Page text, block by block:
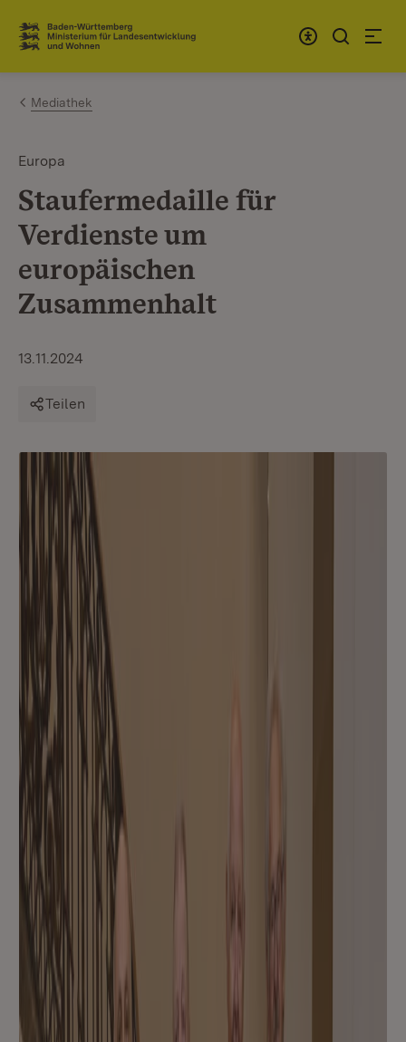
Zum Inhalt springen
Link zur Startseite
Mediathek
Europa
Staufermedaille für
Verdienste um
europäischen
Zusammenhalt
13.11.2024
Teilen